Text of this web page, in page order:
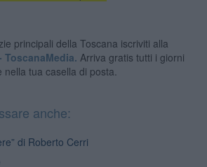
principali della Toscana iscriviti alla
ToscanaMedia. Arriva gratis tutti i giorni
tua casella di posta.
anche:
di Roberto Cerri